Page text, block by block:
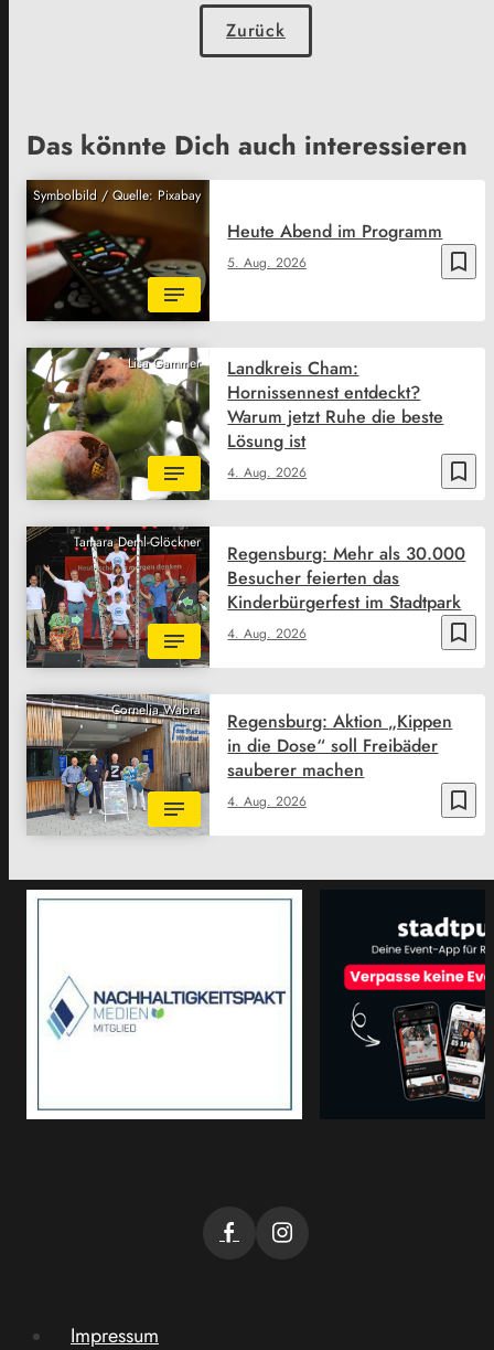
Zurück
Das könnte Dich auch interessieren
Symbolbild / Quelle: Pixabay
bookmark_border
5. Aug. 2026
Heute Abend im Programm
Lisa Gammer
bookmark_border
4. Aug. 2026
Landkreis Cham:
Hornissennest entdeckt?
Warum jetzt Ruhe die beste
Lösung ist
Tamara Deml-Glöckner
bookmark_border
4. Aug. 2026
Regensburg: Mehr als 30.000
Besucher feierten das
Kinderbürgerfest im Stadtpark
Cornelia Wabra
bookmark_border
4. Aug. 2026
Regensburg: Aktion „Kippen
in die Dose“ soll Freibäder
sauberer machen
Impressum